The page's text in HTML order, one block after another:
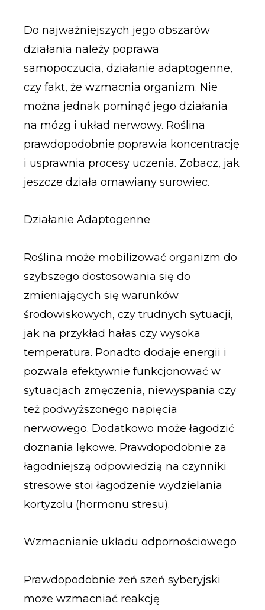
Do najważniejszych jego obszarów
działania należy poprawa
samopoczucia, działanie adaptogenne,
czy fakt, że wzmacnia organizm. Nie
można jednak pominąć jego działania
na mózg i układ nerwowy. Roślina
prawdopodobnie poprawia koncentrację
i usprawnia procesy uczenia. Zobacz, jak
jeszcze działa omawiany surowiec.
Działanie Adaptogenne
Roślina może mobilizować organizm do
szybszego dostosowania się do
zmieniających się warunków
środowiskowych, czy trudnych sytuacji,
jak na przykład hałas czy wysoka
temperatura. Ponadto dodaje energii i
pozwala efektywnie funkcjonować w
sytuacjach zmęczenia, niewyspania czy
też podwyższonego napięcia
nerwowego. Dodatkowo może łagodzić
doznania lękowe. Prawdopodobnie za
łagodniejszą odpowiedzią na czynniki
stresowe stoi łagodzenie wydzielania
kortyzolu (hormonu stresu).
Wzmacnianie układu odpornościowego
Prawdopodobnie żeń szeń syberyjski
może wzmacniać reakcję